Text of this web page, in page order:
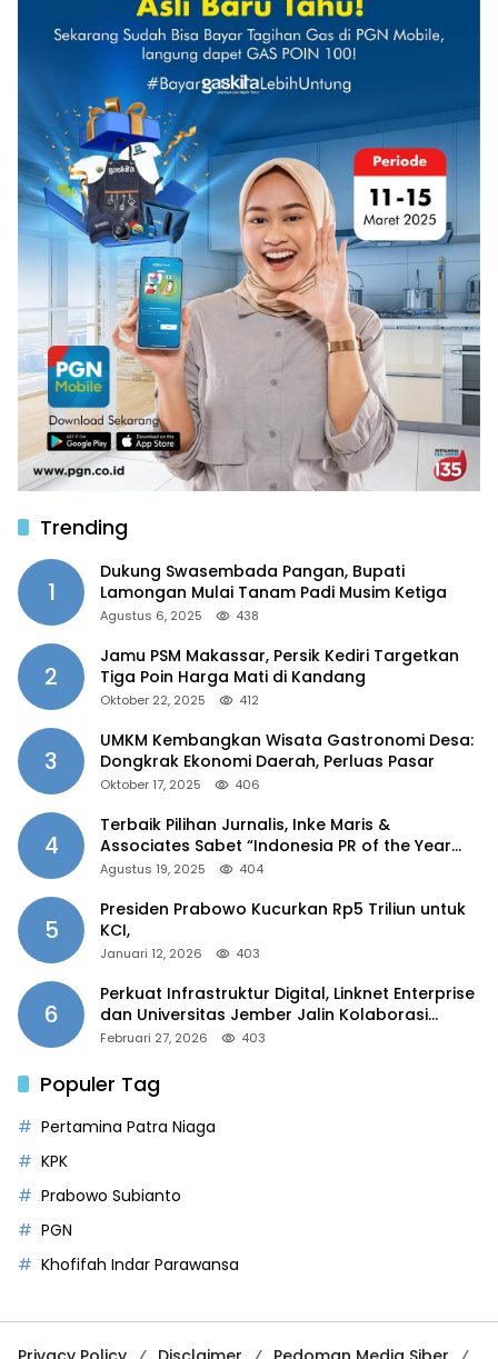
Trending
1
Dukung Swasembada Pangan, Bupati
Lamongan Mulai Tanam Padi Musim Ketiga
Agustus 6, 2025 438
2
Jamu PSM Makassar, Persik Kediri Targetkan
Tiga Poin Harga Mati di Kandang
Oktober 22, 2025 412
3
UMKM Kembangkan Wisata Gastronomi Desa:
Dongkrak Ekonomi Daerah, Perluas Pasar
Oktober 17, 2025 406
4
Terbaik Pilihan Jurnalis, Inke Maris &
Associates Sabet “Indonesia PR of the Year
2025”
Agustus 19, 2025 404
5
Presiden Prabowo Kucurkan Rp5 Triliun untuk
KCI,
Januari 12, 2026 403
6
Perkuat Infrastruktur Digital, Linknet Enterprise
dan Universitas Jember Jalin Kolaborasi
Smart Campus Berbasis AI
Februari 27, 2026 403
Populer Tag
Pertamina Patra Niaga
KPK
Prabowo Subianto
PGN
Khofifah Indar Parawansa